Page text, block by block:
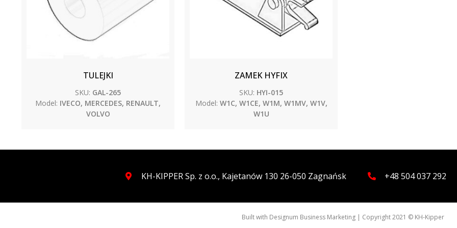
TULEJKI
SKU: GAL-265
Model: IVECO, MERCEDES, RENAULT,
VOLVO
ZAMEK HYFIX
SKU: HYI-015
Model: W1C, W1CE, W1M, W1MV, W1V,
W1U
KH-KIPPER Sp. z o.o., Kajetanów 130 26-050 Zagnańsk +48 504 037 292
Built with Designum Business Marketing| Copyright 2021 © KH-Kipper